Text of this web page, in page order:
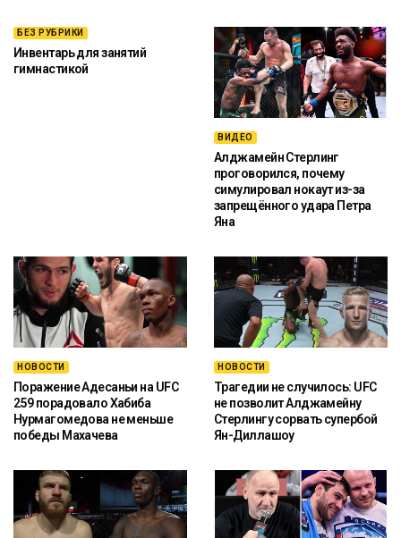
БЕЗ РУБРИКИ
Инвентарь для занятий
гимнастикой
ВИДЕО
Алджамейн Стерлинг
проговорился, почему
симулировал нокаут из-за
запрещённого удара Петра
Яна
НОВОСТИ
Поражение Адесаньи на UFC
259 порадовало Хабиба
Нурмагомедова не меньше
победы Махачева
НОВОСТИ
Трагедии не случилось: UFC
не позволит Алджамейну
Стерлингу сорвать супербой
Ян-Диллашоу